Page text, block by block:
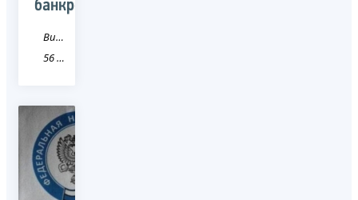
банкротов
Видео
56 Оренбургская область